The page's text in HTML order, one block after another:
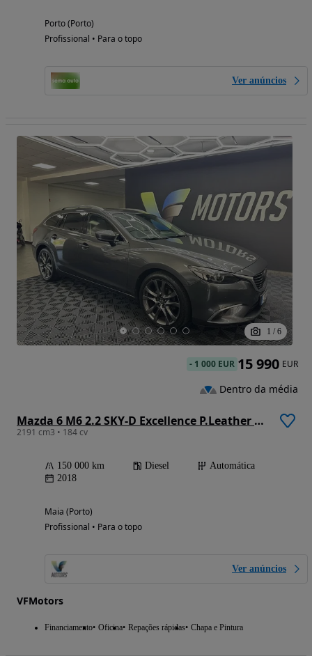
Porto (Porto)
Profissional • Para o topo
Ver anúncios
1 / 6
Mazda 6 M6 2.2 SKY-D Excellence P.Leather White TAE Navi AT
2191 cm3 • 184 cv
150 000 km Diesel
Automática
2018
Maia (Porto)
Profissional • Para o topo
Ver anúncios
VFMotors
Financiamento Oficina Repações rápidas Chapa e Pintura
- 1 000 EUR 15 990 EUR
Dentro da média